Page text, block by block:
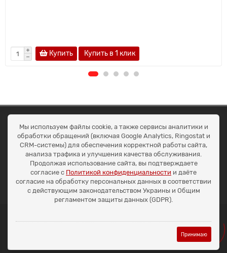
Купить Купить в 1 клик
ОКЕАН ТРЕЙД
Договір публичної оферти
Доставка та оплата
Наші контакти
Умови повернення
+38 (099) 452-20-02
+38 (098) 492-20-02
office@ocean.biz.ua
Мы используем файлы cookie, а также сервисы аналитики и
обработки обращений (включая Google Analytics, Ringostat и
CRM-системы) для обеспечения корректной работы сайта,
анализа трафика и улучшения качества обслуживания.
Продолжая использование сайта, вы подтверждаете
согласие с Политикой конфиденциальности и даёте
согласие на обработку персональных данных в соответствии
с действующим законодательством Украины и Общим
регламентом защиты данных (GDPR).
Принимаю